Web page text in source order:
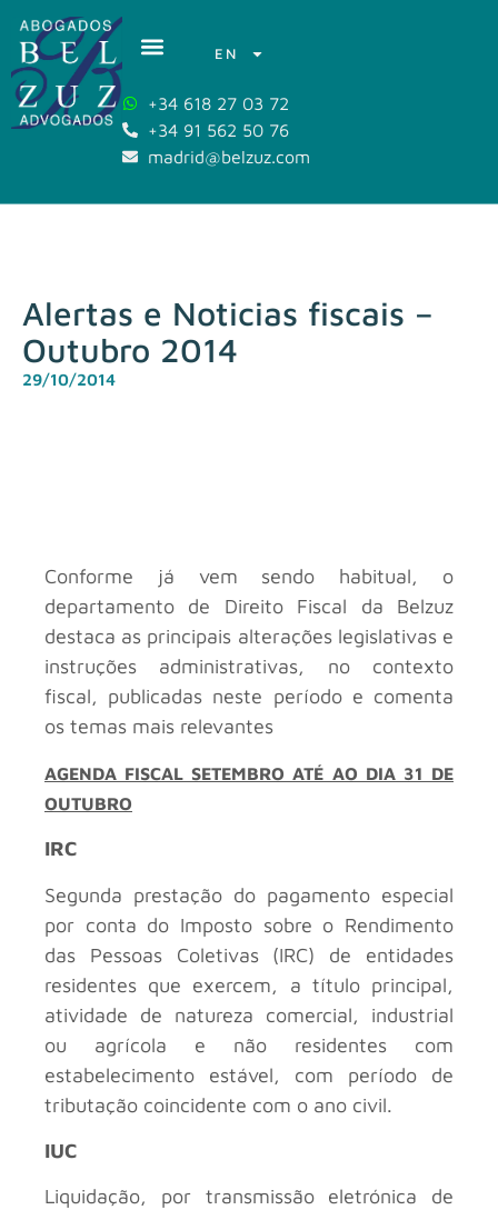
EN
+34 618 27 03 72
+34 91 562 50 76
madrid@belzuz.com
Alertas e Noticias fiscais –
Outubro 2014
29/10/2014
Conforme já vem sendo habitual, o
departamento de Direito Fiscal da Belzuz
destaca as principais alterações legislativas e
instruções administrativas, no contexto
fiscal, publicadas neste período e comenta
os temas mais relevantes
AGENDA FISCAL SETEMBRO ATÉ AO DIA 31 DE
OUTUBRO
IRC
Segunda prestação do pagamento especial
por conta do Imposto sobre o Rendimento
das Pessoas Coletivas (IRC) de entidades
residentes que exercem, a título principal,
atividade de natureza comercial, industrial
ou agrícola e não residentes com
estabelecimento estável, com período de
tributação coincidente com o ano civil.
IUC
Liquidação, por transmissão eletrónica de